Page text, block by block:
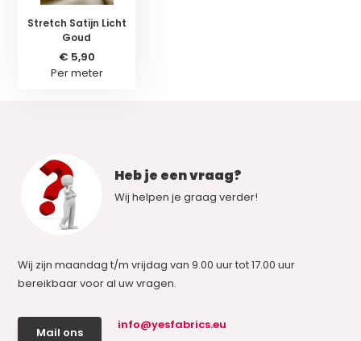
Stretch Satijn Licht
Goud
€ 5,90
Per meter
Heb je een vraag?
Wij helpen je graag verder!
Wij zijn maandag t/m vrijdag van 9.00 uur tot 17.00 uur
bereikbaar voor al uw vragen.
Mail ons
info@yesfabrics.eu